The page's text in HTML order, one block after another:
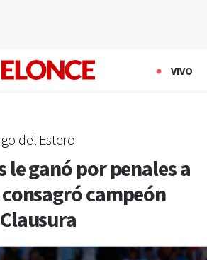
VIVO
del Estero
le ganó por penales a
campeón